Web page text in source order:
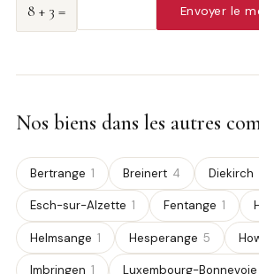
8 + 3 = Envoyer le
Nos biens dans les autres
Bertrange 1 Breinert 4 Diekirch
Esch-sur-Alzette 1 Fentange 1
Helmsange 1 Hesperange 5
Imbringen 1 Luxembourg-Bonnevoie